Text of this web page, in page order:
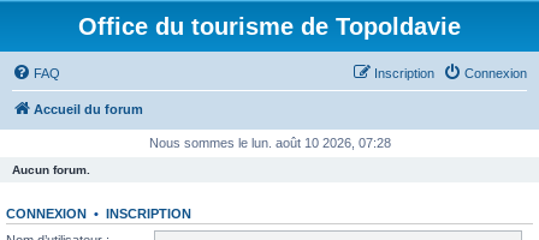
Office du tourisme de Topoldavie
FAQ Connexion
Inscription
Accueil du forum
Nous sommes le lun. août 10 2026, 07:28
Aucun forum.
CONNEXION • INSCRIPTION